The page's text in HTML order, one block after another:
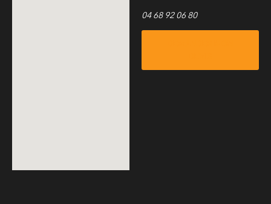
04 68 92 06 80